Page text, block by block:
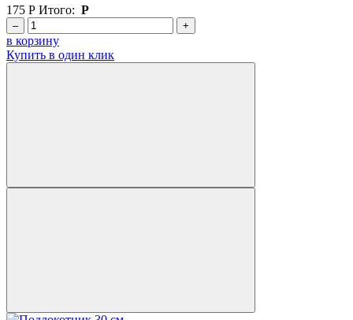
175 Р Итого: Р
– +
в корзину
Купить в один клик